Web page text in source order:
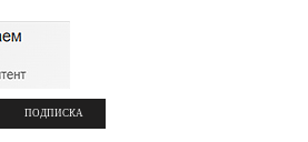
ПОДПИСКА